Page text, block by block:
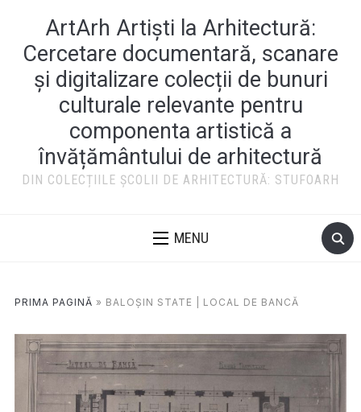
ArtArh Artiști la Arhitectură:
Cercetare documentară, scanare
și digitalizare colecții de bunuri
culturale relevante pentru
componenta artistică a
învățământului de arhitectură
DIN COLECȚIILE ȘCOLII DE ARHITECTURĂ: STUFOARH
MENU
PRIMA PAGINĂ » BALOŞIN STATE | LOCAL DE BANCĂ